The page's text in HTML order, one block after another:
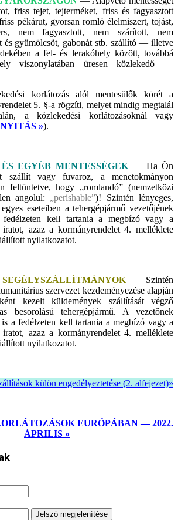
friss tejet, tejterméket, friss és fagyasztott
pékárut, gyorsan romló élelmiszert, tojást,
nem fagyasztott, nem szárított, nem
és gyümölcsöt, gabonát stb. szállító — illetve
a fel- és lerakóhely között, továbbá
viszonylatában üresen közlekedő —
korlátozás alól mentesülők körét a
5. §-a rögzíti, melyet mindig megtalál
a közlekedési korlátozásoknál vagy
»).
EGYÉB MENTESSÉGEK — Ha Ön
szállít vagy fuvaroz, a menetokmányon
feltüntetve, hogy „romlandó” (nemzetközi
angolul: „perishable”)! Szintén lényeges,
eseteiben a tehergépjármű vezetőjének
fedélzeten kell tartania a megbízó vagy a
azaz a kormányrendelet 4. melléklete
nyilatkozatot.
— Szintén
szervezet kezdeményezése alapján
kezelt küldemények szállítását végző
besorolású tehergépjármű. A vezetőnek
a fedélzeten kell tartania a megbízó vagy a
azaz a kormányrendelet 4. melléklete
nyilatkozatot.
külön engedélyeztetése (2. alfejezet)»
EURÓPÁBAN — 2022.
ÁPRILIS »
Jelszó megjelenítése